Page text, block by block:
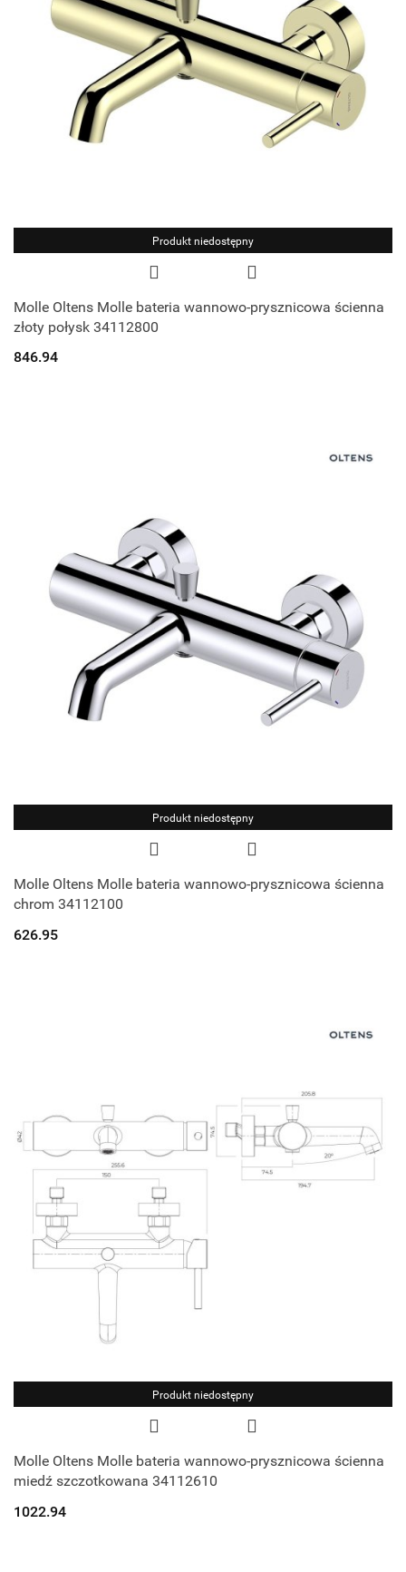
Produkt niedostępny
Molle Oltens Molle bateria wannowo-prysznicowa ścienna
złoty połysk 34112800
846.94
Produkt niedostępny
Molle Oltens Molle bateria wannowo-prysznicowa ścienna
chrom 34112100
626.95
Produkt niedostępny
Molle Oltens Molle bateria wannowo-prysznicowa ścienna
miedź szczotkowana 34112610
1022.94